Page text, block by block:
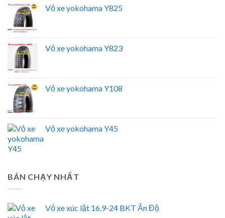
Vỏ xe yokohama Y825
Vỏ xe yokohama Y823
Vỏ xe yokohama Y108
Vỏ xe yokohama Y45
BÁN CHẠY NHẤT
Vỏ xe xúc lật 16.9-24 BKT Ấn Độ